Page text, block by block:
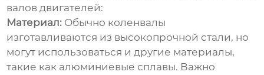
валов двигателей:
Материал: Обычно коленвалы
изготавливаются из высокопрочной стали, но
могут использоваться и другие материалы,
такие как алюминиевые сплавы. Важно